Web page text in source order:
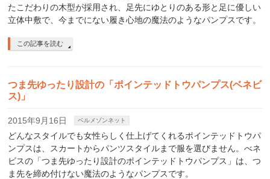
たこだわりの木型が採用され、足先にゆとりのある形と足に優しい
立体中敷で、今までにない履き心地の魔法のようなパンプスです。
この記事を読む
つま先ゆったり設計の「ポインテッドトウパンプス(ベネビ
ス)」
2015年9月16日 ベルメゾンネット
どんなスタイルでも女性らしく仕上げてくれるポインテッドトウパ
ンプスは、スカートからパンツスタイルまで服を選びません。べネ
ビスの「つま先ゆったり設計のポインテッドトウパンプス」は、つ
ま先を締め付けない魔法のようなパンプスです。